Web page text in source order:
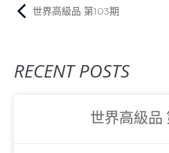
世界高級品 第103期
RECENT POSTS
世界高級品